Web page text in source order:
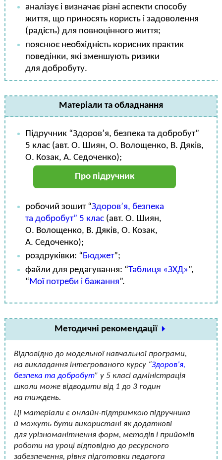
аналізує і визначає різні аспекти способу
життя, що приносять користь і задоволення
(радість) для повноцінного життя;
пояснює необхідність корисних практик
поведінки, які зменшують ризики
для добробуту.
Матеріали та обладнання
Підручник “Здоров’я, безпека та добробут”
5 клас (авт. О. Шиян, О. Волощенко, В. Дяків,
О. Козак, А. Седоченко);
Про підручник
робочий зошит “Здоров’я, безпека
та добробут” 5 клас(авт. О. Шиян,
О. Волощенко, В. Дяків, О. Козак,
А. Седоченко);
роздруківки: “Бюджет”;
файли для редагування: “Таблиця «ЗХД»”,
“Мої потреби і бажання”.
Методичні рекомендації
Відповідно до модельної навчальної програми,
на викладання інтегрованого курсу “Здоров’я,
безпека та добробут” у 5 класі адміністрація
школи може відводити від 1 до 3 годин
на тиждень.
Ці матеріали є онлайн-підтримкою підручника
й можуть бути використані як додаткові
для урізноманітнення форм, методів і прийомів
роботи на уроці відповідно до ресурсного
забезпечення, рівня підготовки педагога